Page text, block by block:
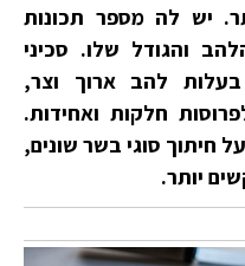
יש לה מספר תכונות
והגודל שלו. סכיני
להב ארוך וצר,
חלקות ואחידות.
חיתוך סוגי בשר שונים,
יותר.